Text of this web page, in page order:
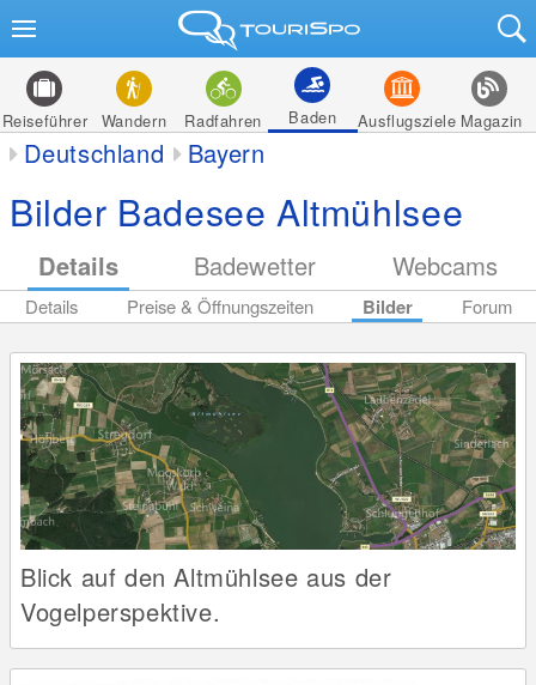
Reiseführer Wandern Radfahren Baden Ausflugsziele Magazin
Deutschland Bayern
Bilder Badesee Altmühlsee
Details Badewetter Webcams
Details Preise & Öffnungszeiten Bilder Forum
Blick auf den Altmühlsee aus der
Vogelperspektive.